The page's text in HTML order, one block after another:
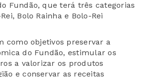
Fundão, que terá três categorias
Bolo Rainha e Bolo-Rei
como objetivos preservar a
do Fundão, estimular os
a valorizar os produtos
e conservar as receitas